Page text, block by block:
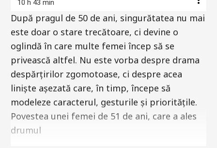
10 h 43 min
După pragul de 50 de ani, singurătatea nu mai
este doar o stare trecătoare, ci devine o
oglindă în care multe femei încep să se
privească altfel. Nu este vorba despre drama
despărțirilor zgomotoase, ci despre acea
liniște așezată care, în timp, începe să
modeleze caracterul, gesturile și prioritățile.
Povestea unei femei de 51 de ani, care a ales
drumul